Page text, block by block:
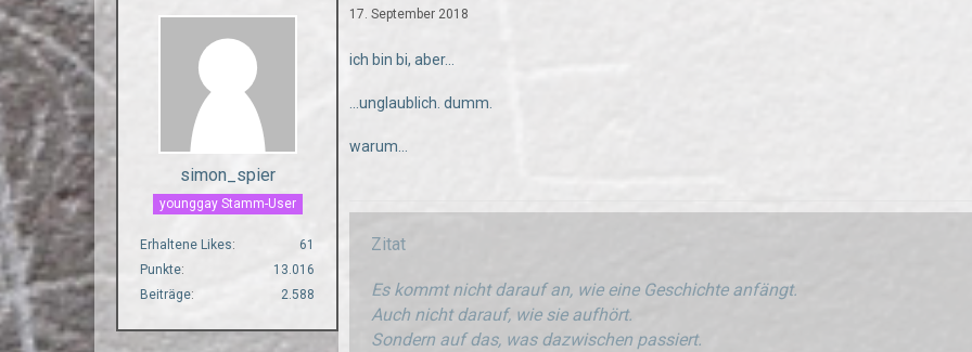
simon_spier
younggay Stamm-User
Erhaltene Likes
61
Punkte
13.016
Beiträge
2.588
17. September 2018
ich bin bi, aber...
...unglaublich. dumm.
warum...
Zitat
Es kommt nicht darauf an, wie eine Geschichte anfängt.
Auch nicht darauf, wie sie aufhört.
Sondern auf das, was dazwischen passiert.